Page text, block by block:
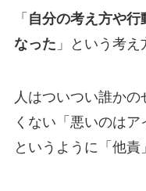
「 自分の考え方や
なった 」という考え
人はついつい誰か
くない「悪いのはア
というように「他責